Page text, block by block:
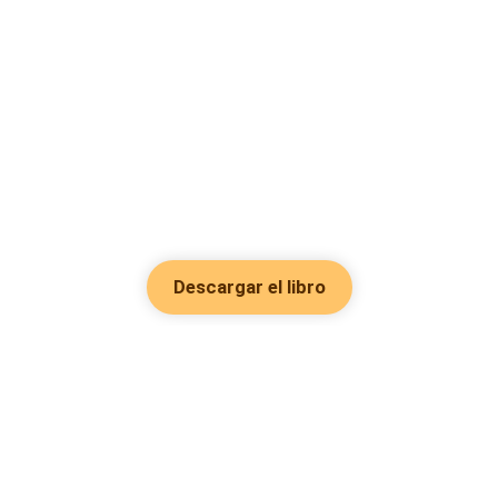
Descargar el libro